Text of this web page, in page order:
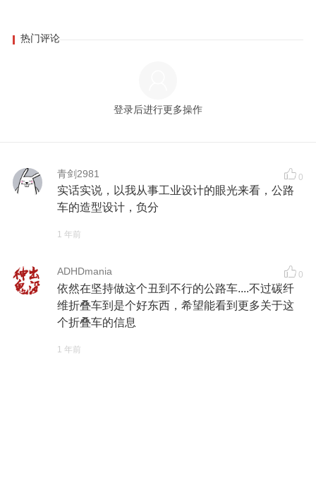
热门评论
登录后进行更多操作
青剑2981 0
实话实说，以我从事工业设计的眼光来看，公路
车的造型设计，负分
1 年前
ADHDmania 0
依然在坚持做这个丑到不行的公路车....不过碳纤
维折叠车到是个好东西，希望能看到更多关于这
个折叠车的信息
1 年前